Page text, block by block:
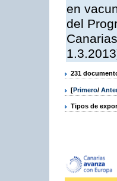
en
del
231
[Primero/
Tipos de